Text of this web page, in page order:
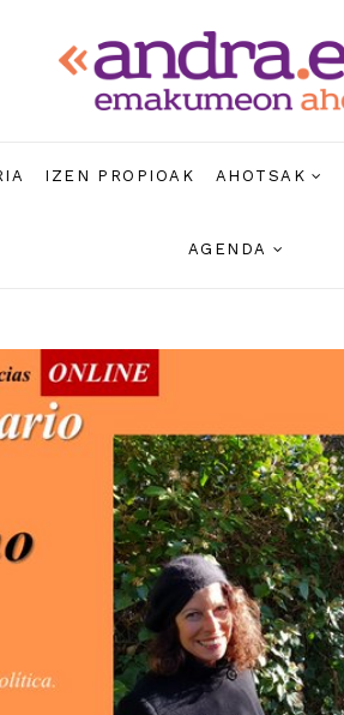
IZEN PROPIOAK AHOTSAK
AGENDA